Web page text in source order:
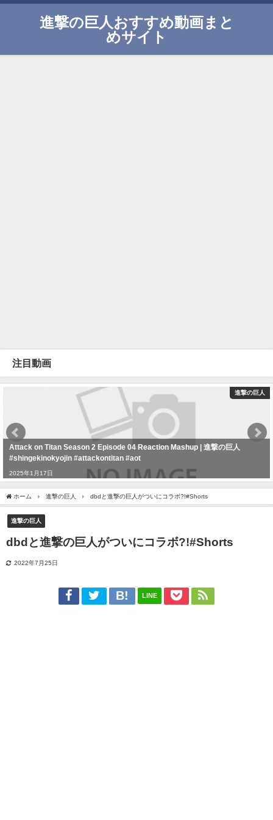
進撃の巨人おすすめ動画まと
めサイト
注目動画
進撃の巨人
Attack on Titan Season 2 Episode 04 Reaction Mashup | 進撃の巨人
#shingekinokyojin #attackontitan #aot
2025年1月17日
ホーム 進撃の巨人 dbdと進撃の巨人がついにコラボ?!#Shorts
進撃の巨人
dbdと進撃の巨人がついにコラボ?!#Shorts
2022年7月25日
LINE